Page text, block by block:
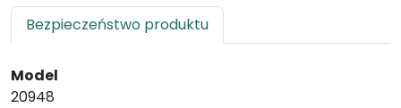
Bezpieczeństwo produktu
Model
20948